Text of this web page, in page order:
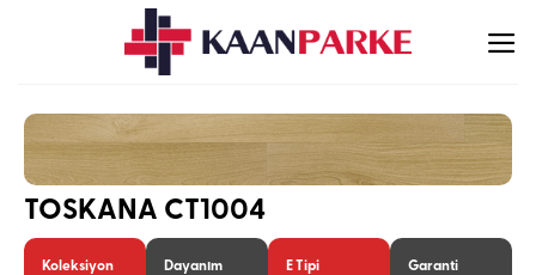
TOSKANA CT1004
Koleksiyon
Dayanım
E Tipi Garanti